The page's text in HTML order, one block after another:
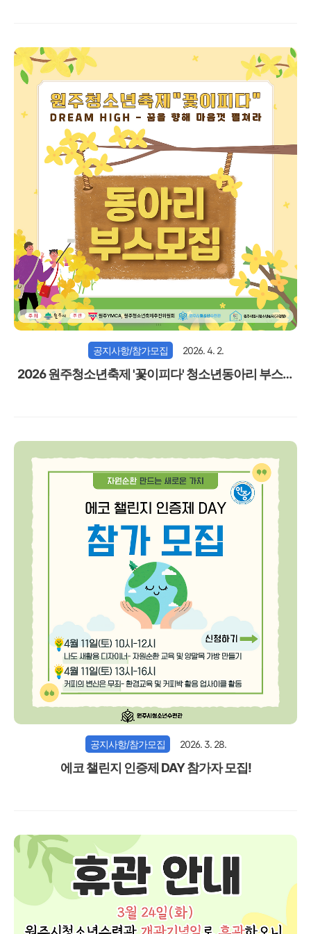
공지사항/참가모집 2026. 4. 2.
2026 원주청소년축제 '꽃이피다' 청소년동아리 부스모
공지사항/참가모집 2026. 3. 28.
에코 챌린지 인증제 DAY 참가자 모집!